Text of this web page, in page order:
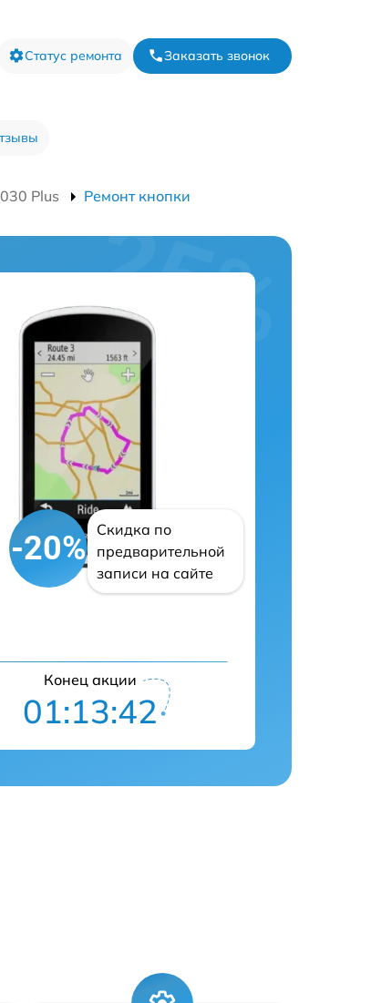
Статус ремонта Заказать звонок
Plus Ремонт кнопки
-20%
Скидка по
предварительной
записи на сайте
Конец акции
01:13:41